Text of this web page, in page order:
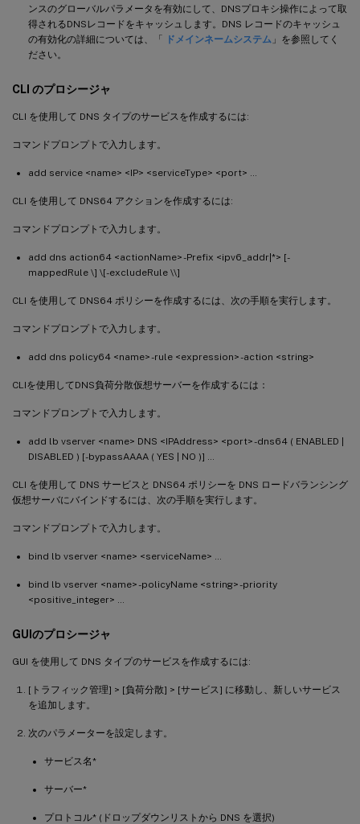
ンスのグローバルパラメータを有効にして、DNSプロキシ操作によって取
得されるDNSレコードをキャッシュします。DNS レコードのキャッシュ
の有効化の詳細については、「 ドメインネームシステム 」を参照してく
ださい。
CLI のプロシージャ
CLI を使用して DNS タイプのサービスを作成するには:
コマンドプロンプトで入力します。
add service <name> <IP> <serviceType> <port> …
CLI を使用して DNS64 アクションを作成するには:
コマンドプロンプトで入力します。
add dns action64 <actionName> -Prefix <ipv6_addr|*> [-
mappedRule \] \[-excludeRule \\]
CLI を使用して DNS64 ポリシーを作成するには、次の手順を実行します。
コマンドプロンプトで入力します。
add dns policy64 <name> -rule <expression> -action <string>
CLIを使用してDNS負荷分散仮想サーバーを作成するには：
コマンドプロンプトで入力します。
add lb vserver <name> DNS <IPAddress> <port> -dns64 ( ENABLED |
DISABLED ) [-bypassAAAA ( YES | NO )] …
CLI を使用して DNS サービスと DNS64 ポリシーを DNS ロードバランシング
仮想サーバにバインドするには、次の手順を実行します。
コマンドプロンプトで入力します。
bind lb vserver <name> <serviceName> …
bind lb vserver <name> -policyName <string> -priority
<positive_integer> …
GUIのプロシージャ
GUI を使用して DNS タイプのサービスを作成するには:
[トラフィック管理] > [負荷分散] > [サービス] に移動し、新しいサービス
を追加します。
次のパラメーターを設定します。
サービス名*
サーバー*
プロトコル* (ドロップダウンリストから DNS を選択)